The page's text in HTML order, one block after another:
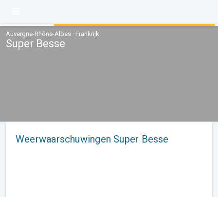
Auvergne-Rhône-Alpes · Frankrijk
Super Besse
Weerwaarschuwingen Super Besse